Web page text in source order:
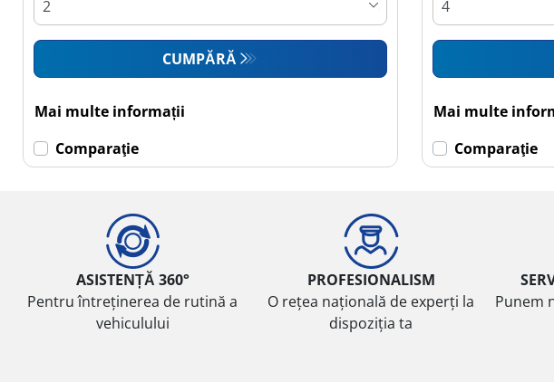
Rulotă
autopropulsată (0)
multe
CUMPĂRĂ
Mai multe informații
Comparaţie
Mai multe
Comparaţie
ASISTENȚĂ 360°
Pentru întreținerea de rutină a
vehiculului
PROFESIONALISM
O rețea națională de experți la
dispoziția ta
Punem